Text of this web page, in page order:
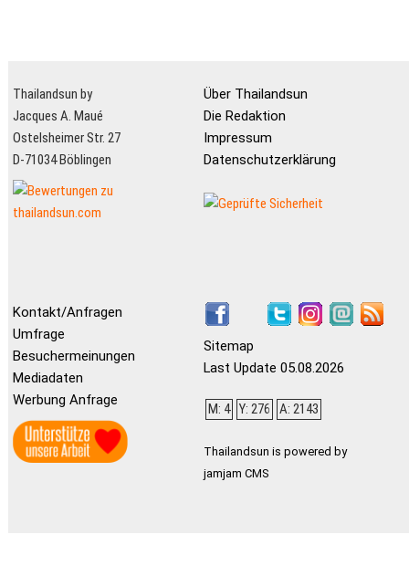
Thailandsun by
Jacques A. Maué
Ostelsheimer Str. 27
D-71034 Böblingen
Über Thailandsun
Die Redaktion
Impressum
Datenschutzerklärung
Kontakt/Anfragen
Umfrage
Besuchermeinungen
Mediadaten
Werbung Anfrage
Sitemap
Last Update 05.08.2026
M: 4 Y: 276 A: 2143
Thailandsun is powered by
jamjam CMS